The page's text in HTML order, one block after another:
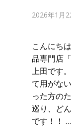
2026年1月
こんにち
品専門店
上田です
て用がな
った方の
巡り、ど
です！！ …